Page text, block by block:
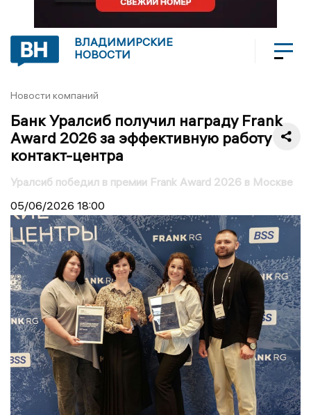
ВЛАДИМИРСКИЕ
НОВОСТИ
Новости компаний
Банк Уралсиб получил награду Frank
Award 2026 за эффективную работу
контакт-центра
Уралсиб победил в премии Frank Award 2026 в Москве
05/06/2026 18:00